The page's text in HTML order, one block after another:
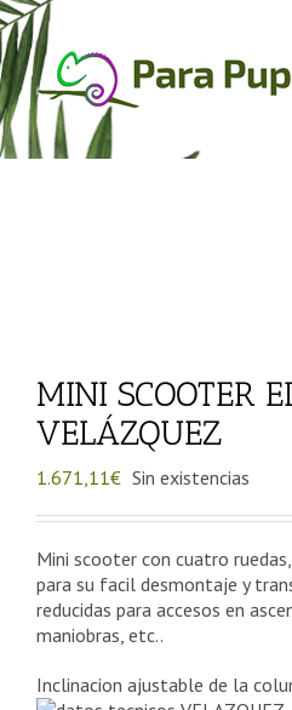
Saltar
al
contenido
MINI SCOOTER
VELÁZQUEZ
1.671,11€ Sin existencias
Mini scooter con cuatro
para su facil desmontaje y
reducidas para accesos en
maniobras, etc..
Inclinacion ajustable de la